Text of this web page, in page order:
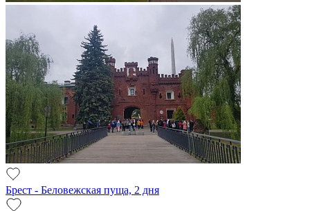
Брест - Беловежская пуща, 2 дня